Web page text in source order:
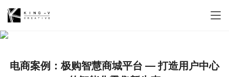
电商案例：极购智慧商城平台 — 打造用户中心